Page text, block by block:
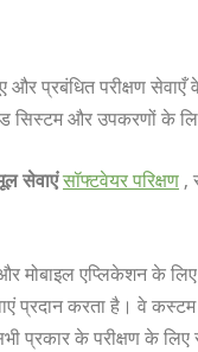
प्रबंधित परीक्षण सेवाएँ
सिस्टम और उपकरणों के
सेवाएंसॉफ्टवेयर परिक्षण ,
मोबाइल एप्लिकेशन के लिए
प्रदान करता है। वे कस्टम
प्रकार के परीक्षण के लिए